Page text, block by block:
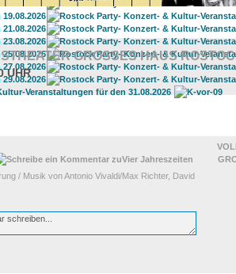
GROSSES HAUS ROSTOCK
UHR
/ Musik von Antonio Vivaldi/Max Richter, David